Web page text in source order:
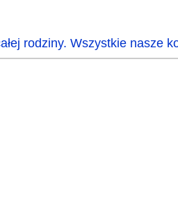
rodziny. Wszystkie nasze